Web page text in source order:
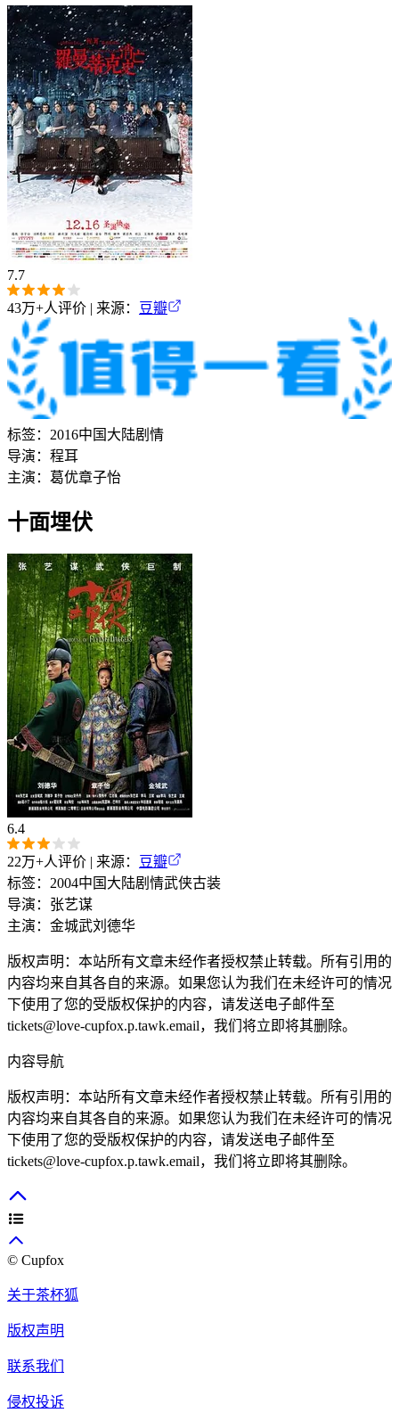
7.7
43万+人评价 | 来源： 豆瓣
标签： 2016中国大陆剧情
导演： 程耳
主演： 葛优章子怡
十面埋伏‎
6.4
22万+人评价 | 来源：
豆瓣
标签： 2004中国大陆剧情武侠古装
导演： 张艺谋
主演： 金城武刘德华
版权声明：本站所有文章未经作者授权禁止转载。所有引用的
内容均来自其各自的来源。如果您认为我们在未经许可的情况
下使用了您的受版权保护的内容，请发送电子邮件至
tickets@love-cupfox.p.tawk.email，我们将立即将其删除。
内容导航
版权声明：本站所有文章未经作者授权禁止转载。所有引用的
内容均来自其各自的来源。如果您认为我们在未经许可的情况
下使用了您的受版权保护的内容，请发送电子邮件至
tickets@love-cupfox.p.tawk.email，我们将立即将其删除。
© Cupfox
关于茶杯狐
版权声明
联系我们
侵权投诉